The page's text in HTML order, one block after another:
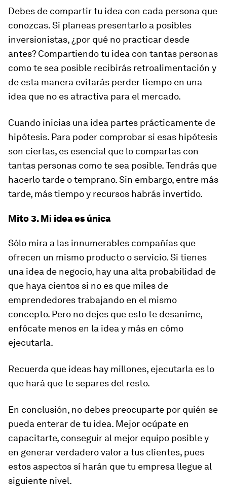
Debes de compartir tu idea con cada persona que
conozcas. Si planeas presentarlo a posibles
inversionistas, ¿por qué no practicar desde
antes? Compartiendo tu idea con tantas personas
como te sea posible recibirás retroalimentación y
de esta manera evitarás perder tiempo en una
idea que no es atractiva para el mercado.
Cuando inicias una idea partes prácticamente de
hipótesis. Para poder comprobar si esas hipótesis
son ciertas, es esencial que lo compartas con
tantas personas como te sea posible. Tendrás que
hacerlo tarde o temprano. Sin embargo, entre más
tarde, más tiempo y recursos habrás invertido.
Mito 3. Mi idea es única
Sólo mira a las innumerables compañías que
ofrecen un mismo producto o servicio. Si tienes
una idea de negocio, hay una alta probabilidad de
que haya cientos si no es que miles de
emprendedores trabajando en el mismo
concepto. Pero no dejes que esto te desanime,
enfócate menos en la idea y más en cómo
ejecutarla.
Recuerda que ideas hay millones, ejecutarla es lo
que hará que te separes del resto.
En conclusión, no debes preocuparte por quién se
pueda enterar de tu idea. Mejor ocúpate en
capacitarte, conseguir al mejor equipo posible y
en generar verdadero valor a tus clientes, pues
estos aspectos sí harán que tu empresa llegue al
siguiente nivel.